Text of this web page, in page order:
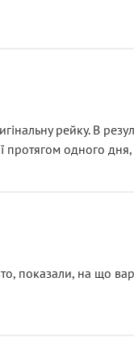
рейку. В
протягом одного
на що